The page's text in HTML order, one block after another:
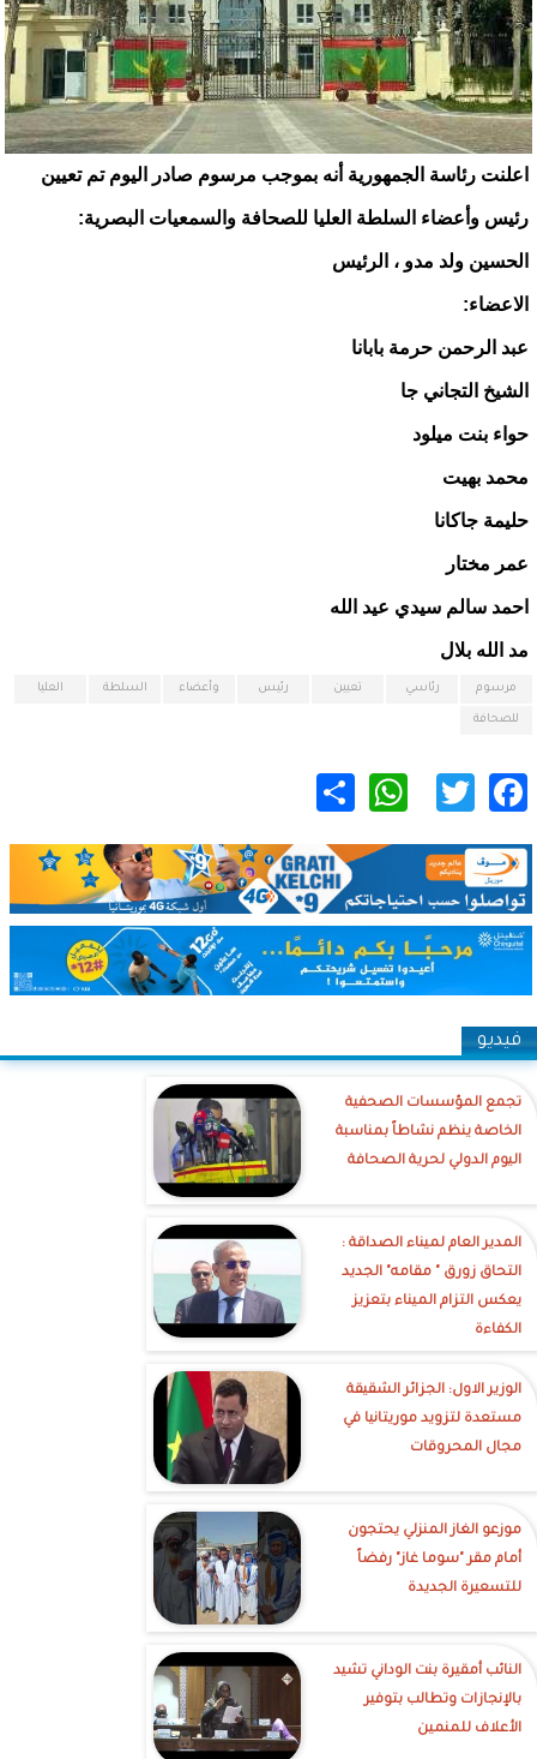
اعلنت رئاسة الجمهورية أنه بموجب مرسوم صادر اليوم تم تعيين
رئيس وأعضاء السلطة العليا للصحافة والسمعيات البصرية:
الحسين ولد مدو ، الرئيس
الاعضاء:
عبد الرحمن حرمة بابانا
الشيخ التجاني جا
حواء بنت ميلود
محمد بهيت
حليمة جاكانا
عمر مختار
احمد سالم سيدي عيد الله
مد الله بلال
مرسوم رئاسي تعيين رئيس وأعضاء السلطة العليا
للصحافة
Facebook
Twitter
WhatsApp
فيديو
تجمع المؤسسات الصحفية
الخاصة ينظم نشاطاً بمناسبة
اليوم الدولي لحرية الصحافة
‎المدير العام لميناء الصداقة :
التحاق زورق " مقامه" الجديد
يعكس التزام الميناء بتعزيز
الكفاءة
الوزير الاول: الجزائر الشقيقة
مستعدة لتزويد موريتانيا في
مجال المحروقات
موزعو الغاز المنزلي يحتجون
أمام مقر "سوما غاز" رفضاً
للتسعيرة الجديدة
النائب أمقيرة بنت الوداني تشيد
بالإنجازات وتطالب بتوفير
الأعلاف للمنمين